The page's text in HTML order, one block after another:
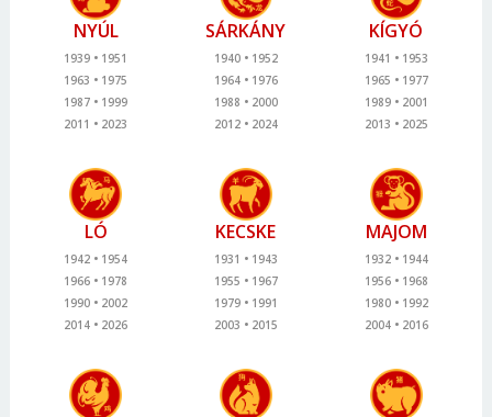
NYÚL
1939
1951
1963
1975
1987
1999
2011
2023
SÁRKÁNY
1940
1952
1964
1976
1988
2000
2012
2024
KÍGYÓ
1941
1953
1965
1977
1989
2001
2013
2025
LÓ
1942
1954
1966
1978
1990
2002
2014
2026
KECSKE
1931
1943
1955
1967
1979
1991
2003
2015
MAJOM
1932
1944
1956
1968
1980
1992
2004
2016